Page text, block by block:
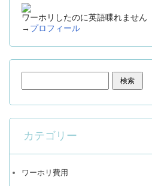
ワーホリしたのに英語喋れません
→ プロフィール
カテゴリー
ワーホリ費用